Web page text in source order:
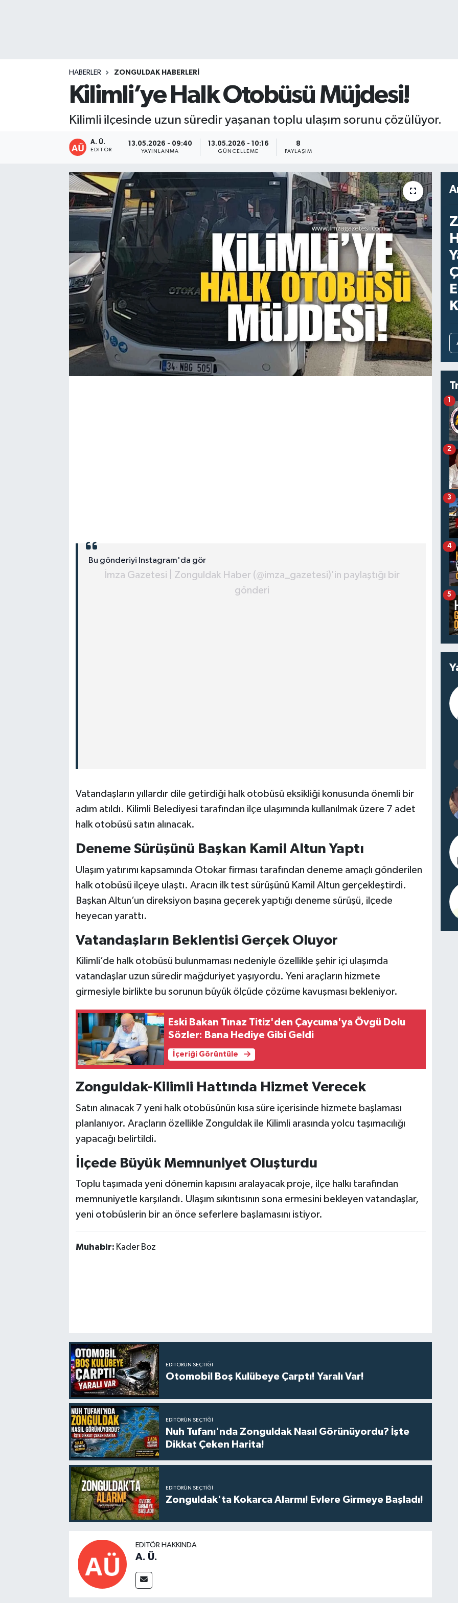
HABERLER ZONGULDAK HABERLERI
Kilimli’ye Halk Otobüsü Müjdesi!
Kilimli ilçesinde uzun süredir yaşanan toplu ulaşım sorunu çözülüyor.
A. Ü.
EDITÖR
13.05.2026 - 09:40
YAYINLANMA
13.05.2026 - 10:16
GÜNCELLEME
8
PAYLAŞIM
Bu gönderiyi Instagram'da gör
İmza Gazetesi | Zonguldak Haber (@imza_gazetesi)'in paylaştığı bir
gönderi
Vatandaşların yıllardır dile getirdiği halk otobüsü eksikliği konusunda önemli bir
adım atıldı. Kilimli Belediyesi tarafından ilçe ulaşımında kullanılmak üzere 7 adet
halk otobüsü satın alınacak.
Deneme Sürüşünü Başkan Kamil Altun Yaptı
Ulaşım yatırımı kapsamında Otokar firması tarafından deneme amaçlı gönderilen
halk otobüsü ilçeye ulaştı. Aracın ilk test sürüşünü Kamil Altun gerçekleştirdi.
Başkan Altun’un direksiyon başına geçerek yaptığı deneme sürüşü, ilçede
heyecan yarattı.
Vatandaşların Beklentisi Gerçek Oluyor
Kilimli’de halk otobüsü bulunmaması nedeniyle özellikle şehir içi ulaşımda
vatandaşlar uzun süredir mağduriyet yaşıyordu. Yeni araçların hizmete
girmesiyle birlikte bu sorunun büyük ölçüde çözüme kavuşması bekleniyor.
Eski Bakan Tınaz Titiz'den Çaycuma'ya Övgü Dolu
Sözler: Bana Hediye Gibi Geldi
İçeriği Görüntüle
Zonguldak-Kilimli Hattında Hizmet Verecek
Satın alınacak 7 yeni halk otobüsünün kısa süre içerisinde hizmete başlaması
planlanıyor. Araçların özellikle Zonguldak ile Kilimli arasında yolcu taşımacılığı
yapacağı belirtildi.
İlçede Büyük Memnuniyet Oluşturdu
Toplu taşımada yeni dönemin kapısını aralayacak proje, ilçe halkı tarafından
memnuniyetle karşılandı. Ulaşım sıkıntısının sona ermesini bekleyen vatandaşlar,
yeni otobüslerin bir an önce seferlere başlamasını istiyor.
Muhabir: Kader Boz
EDITÖRÜN SEÇTIĞI
Otomobil Boş Kulübeye Çarptı! Yaralı Var!
EDITÖRÜN SEÇTIĞI
Nuh Tufanı'nda Zonguldak Nasıl Görünüyordu? İşte
Dikkat Çeken Harita!
EDITÖRÜN SEÇTIĞI
Zonguldak'ta Kokarca Alarmı! Evlere Girmeye Başladı!
EDITÖR HAKKINDA
A. Ü.
1
2
3
4
5
GÖKÇEBEY
KASTAMONU